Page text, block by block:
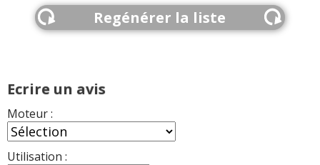
Regénérer la liste
Ecrire un avis
Moteur :
Utilisation :